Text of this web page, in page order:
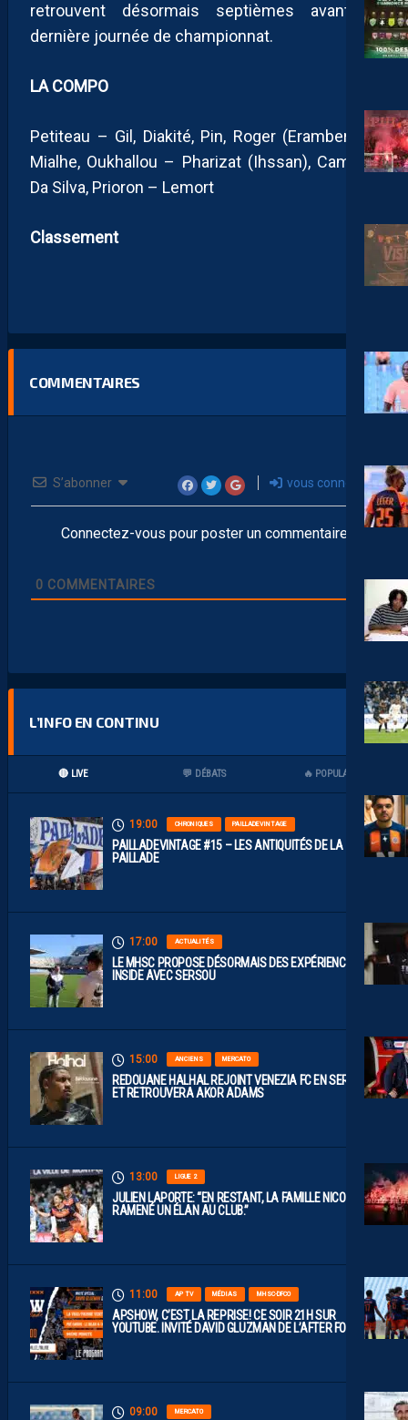
retrouvent désormais septièmes avant la
dernière journée de championnat.
LA COMPO
Petiteau – Gil, Diakité, Pin, Roger (Erambert) –
Mialhe, Oukhallou – Pharizat (Ihssan), Campos
Da Silva, Prioron – Lemort
Classement
COMMENTAIRES
S’abonner vous connecter
Connectez-vous pour poster un commentaire
0 COMMENTAIRES
L’INFO EN CONTINU
🔴 LIVE 💬 DÉBATS 🔥 POPULAIRES
19:00 CHRONIQUES PAILLADEVINTAGE
PAILLADEVINTAGE #15 – LES ANTIQUITÉS DE LA
PAILLADE
17:00 ACTUALITÉS
LE MHSC PROPOSE DÉSORMAIS DES EXPÉRIENCES
INSIDE AVEC SERSOU
15:00 ANCIENS MERCATO
REDOUANE HALHAL REJOINT VENEZIA FC EN SERIE A
ET RETROUVERA AKOR ADAMS
13:00 LIGUE 2
JULIEN LAPORTE: “EN RESTANT, LA FAMILLE NICOLLIN A
RAMENÉ UN ÉLAN AU CLUB.”
11:00 AP TV MÉDIAS MHSC-DFCO
APSHOW, C’EST LA REPRISE! CE SOIR 21H SUR
YOUTUBE. INVITÉ DAVID GLUZMAN DE L’AFTER FOOT.
09:00 MERCATO